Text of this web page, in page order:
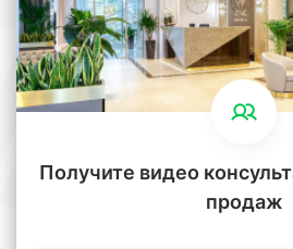
Получите видео
продаж